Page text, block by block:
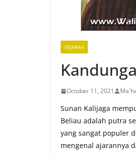
SEJARAH
October 11, 2021
Sunan Kalijaga
Beliau adalah putra
yang sangat populer
mengenal ajarannya